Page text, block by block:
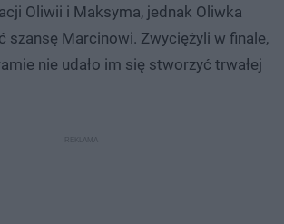
Oliwii i Maksyma, jednak Oliwka
szansę Marcinowi. Zwyciężyli w finale,
nie udało im się stworzyć trwałej